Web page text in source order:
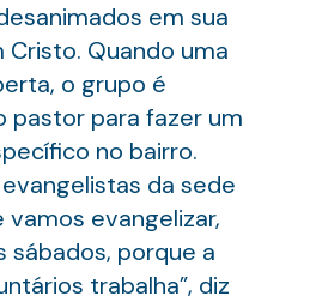
em sua
Cristo. Quando uma
o grupo é
pastor para fazer um
no bairro.
da sede
evangelizar,
sábados, porque a
trabalha”, diz